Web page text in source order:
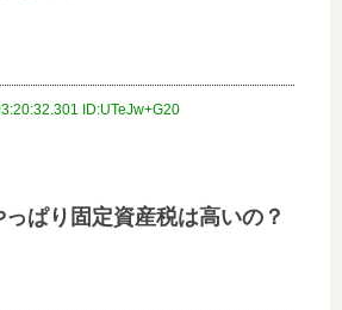
ID:UTeJw+G20
ぱり固定資産税は高いの？